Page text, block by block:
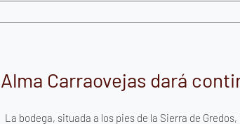
Alma Carraovejas dará
La bodega, situada a los pies de la Sierra de